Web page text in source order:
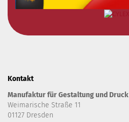
Kontakt
Manufaktur für Gestaltung und Druck
Weimarische Straße 11
01127 Dresden